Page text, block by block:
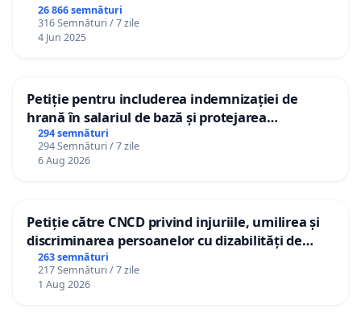
26 866 semnături
316 Semnături / 7 zile
4 Jun 2025
Petiție pentru includerea indemnizației de
hrană în salariul de bază și protejarea
gradațiilor de vechime pentru asistenții
personali
294 semnături
294 Semnături / 7 zile
6 Aug 2026
Petiție către CNCD privind injuriile, umilirea și
discriminarea persoanelor cu dizabilități de
către utilizatorul TikTok „Gorici”
263 semnături
217 Semnături / 7 zile
1 Aug 2026